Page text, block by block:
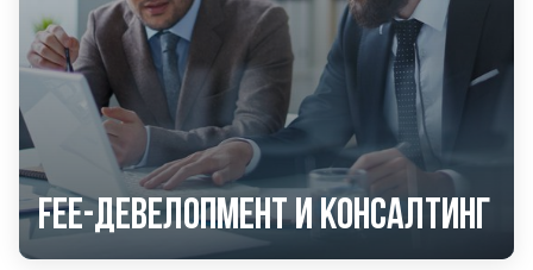
Fee-девелопмент и консалтинг